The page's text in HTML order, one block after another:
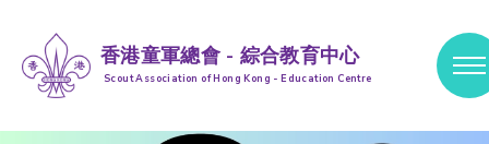
香港童軍總會 - 綜合教育中心
Scout Association of Hong Kong - Education Centre